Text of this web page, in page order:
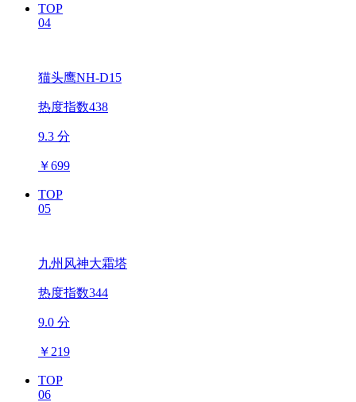
TOP
04
猫头鹰NH-D15
热度指数438
9.3 分
￥699
TOP
05
九州风神大霜塔
热度指数344
9.0 分
￥ 219
TOP
06